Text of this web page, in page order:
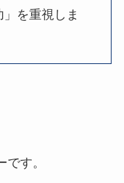
を重視しま
す。